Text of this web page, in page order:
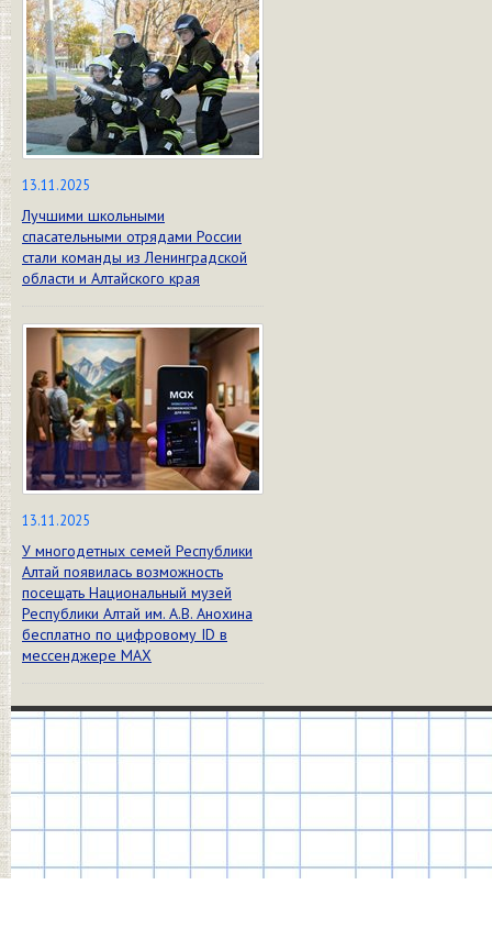
13.11.2025
Лучшими школьными
спасательными отрядами России
стали команды из Ленинградской
области и Алтайского края
13.11.2025
У многодетных семей Республики
Алтай появилась возможность
посещать Национальный музей
Республики Алтай им. А.В. Анохина
бесплатно по цифровому ID в
мессенджере МАХ